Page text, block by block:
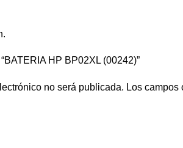
HP BP02XL (00242)”
no será publicada. Los campos